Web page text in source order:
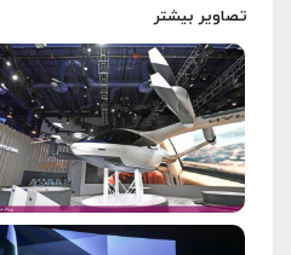
تصاویر بیشتر